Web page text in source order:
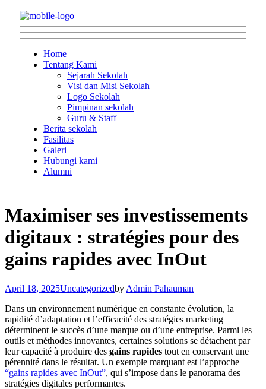
Home
Tentang Kami
Sejarah Sekolah
Visi dan Misi Sekolah
Logo Sekolah
Pimpinan sekolah
Guru & Staff
Berita sekolah
Fasilitas
Galeri
Hubungi kami
Alumni
Maximiser ses investissements
digitaux : stratégies pour des
gains rapides avec InOut
April 18, 2025Uncategorizedby Admin Pahauman
Dans un environnement numérique en constante évolution, la
rapidité d’adaptation et l’efficacité des stratégies marketing
déterminent le succès d’une marque ou d’une entreprise. Parmi les
outils et méthodes innovantes, certaines solutions se détachent par
leur capacité à produire des gains rapides tout en conservant une
pérennité dans le résultat. Un exemple marquant est l’approche
“gains rapides avec InOut”, qui s’impose dans le panorama des
stratégies digitales performantes.